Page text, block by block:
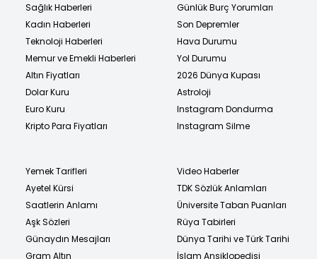
Sağlık Haberleri
Kadın Haberleri
Teknoloji Haberleri
Memur ve Emekli Haberleri
Altın Fiyatları
Dolar Kuru
Euro Kuru
Kripto Para Fiyatları
Günlük Burç Yorumları
Son Depremler
Hava Durumu
Yol Durumu
2026 Dünya Kupası
Astroloji
Instagram Dondurma
Instagram Silme
Yemek Tarifleri
Ayetel Kürsi
Saatlerin Anlamı
Aşk Sözleri
Günaydın Mesajları
Gram Altın
Video Haberler
TDK Sözlük Anlamları
Üniversite Taban Puanları
Rüya Tabirleri
Dünya Tarihi ve Türk Tarihi
İslam Ansiklopedisi